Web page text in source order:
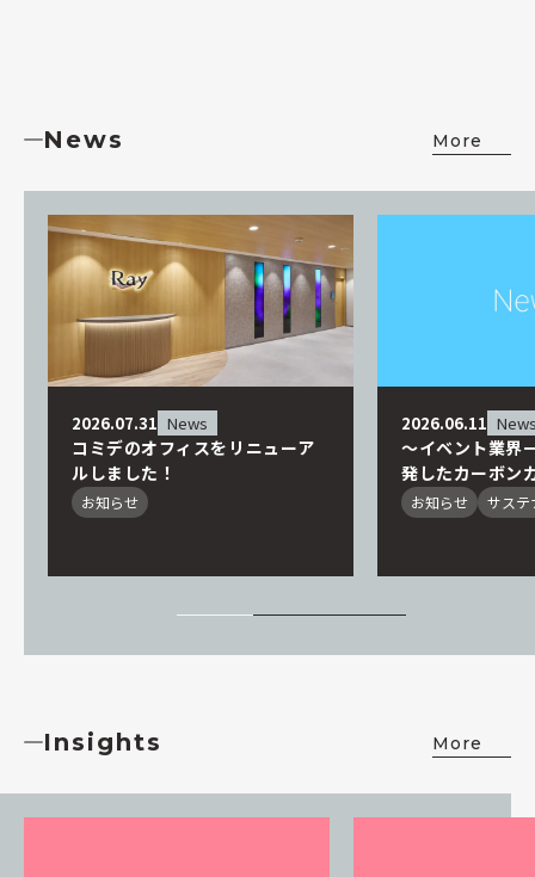
News More
2026.07.31 News
コミデのオフィスをリニューア
ルしました！
お知らせ
2026.06.11
～イベント業界
発したカーボン
ー～ EVENT
SIMULATOR始
プを設立、実地
お知らせ サステ
Insights More